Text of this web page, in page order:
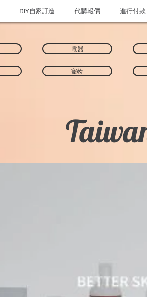
DIY自家訂造 代購報價 進行付款
電器
寵物